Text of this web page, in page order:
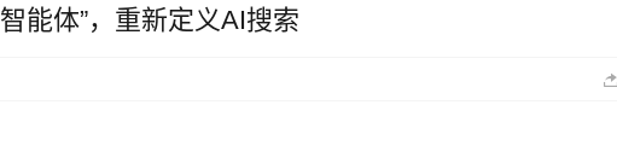
能体”，重新定义AI搜索